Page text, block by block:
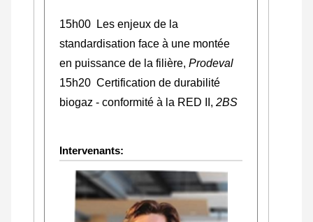
15h00 Les enjeux de la
standardisation face à une montée
en puissance de la filière,Prodeval
15h20 Certification de durabilité
biogaz - conformité à la RED II,2BS
Intervenants: